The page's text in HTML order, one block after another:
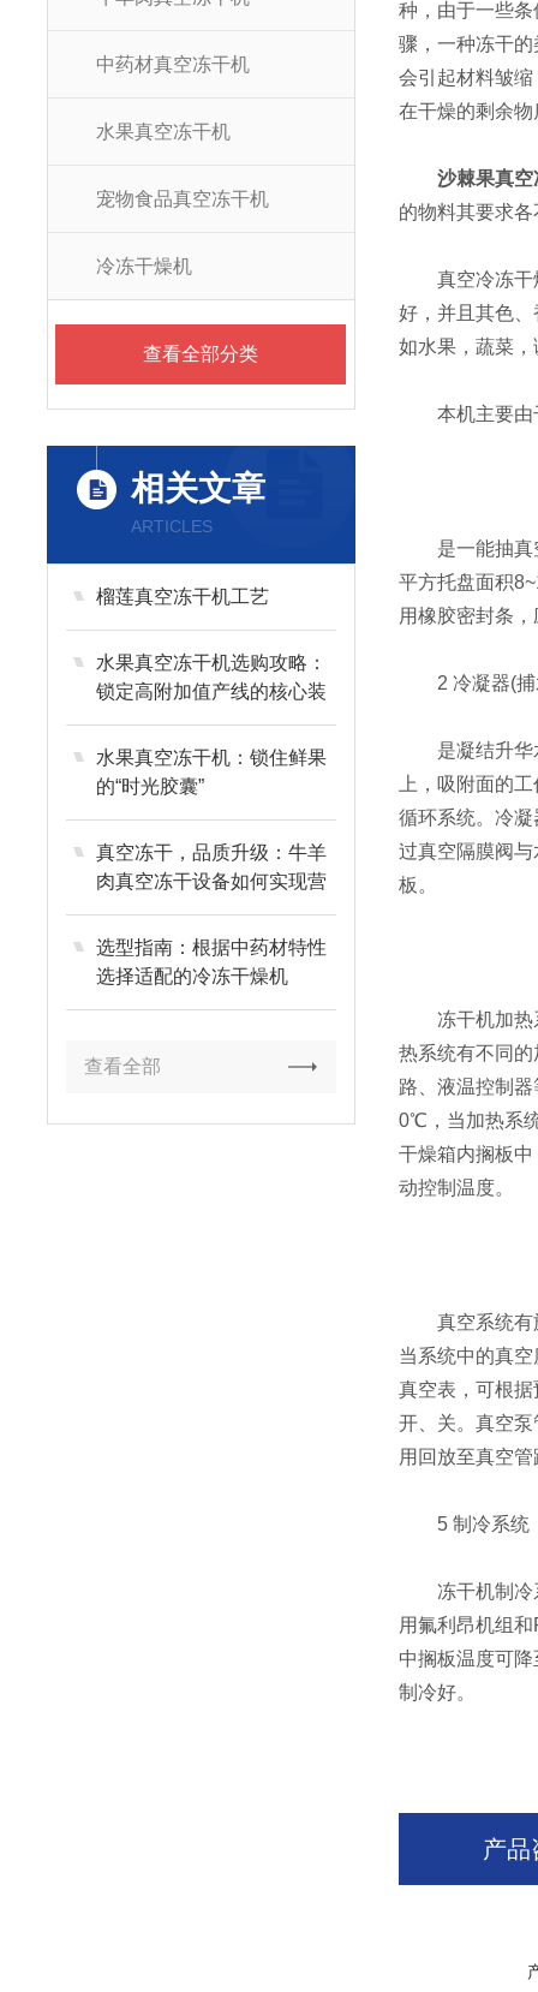
中药材真空冻干机
水果真空冻干机
宠物食品真空冻干机
冷冻干燥机
查看全部分类
相关文章
ARTICLES
榴莲真空冻干机工艺
水果真空冻干机选购攻略：
锁定高附加值产线的核心装
备
水果真空冻干机：锁住鲜果
的“时光胶囊”
真空冻干，品质升级：牛羊
肉真空冻干设备如何实现营
养与风味的长效留存？
选型指南：根据中药材特性
选择适配的冷冻干燥机
查看全部
种，由于一些
骤，一种冻干
会引起材料皱
在干燥的剩余物
沙棘果真
的物料其要求
真空冷冻干燥
好，并且其色
如水果，蔬菜
本机主要由干
是一能抽真空
平方托盘面积
用橡胶密封条
2 冷凝器(捕
是凝结升华水
上，吸附面的
循环系统。冷
过真空隔膜阀
板。
冻干机加热系
热系统有不同
路、液温控制
0℃，当加热系
干燥箱内搁板
动控制温度。
真空系统有旋
当系统中的真
真空表，可根
开、关。真空
用回放至真空
5 制冷系统
冻干机制冷系
用氟利昂机组
中搁板温度可
制冷好。
产品